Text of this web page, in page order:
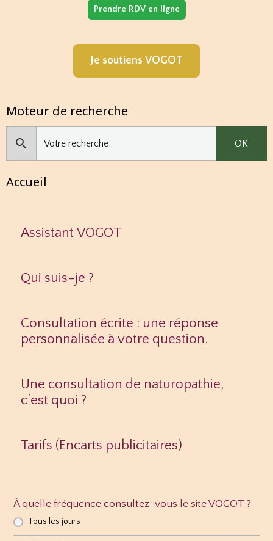
Prendre RDV en ligne
Je soutiens VOGOT
Moteur de recherche
OK
Accueil
Assistant VOGOT
Qui suis-je ?
Consultation écrite : une réponse
personnalisée à votre question.
Une consultation de naturopathie,
c’est quoi ?
Tarifs (Encarts publicitaires)
À quelle fréquence consultez-vous le site VOGOT ?
Tous les jours